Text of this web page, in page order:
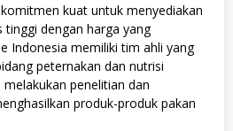
kuat untuk menyediakan
dengan harga yang
Indonesia memiliki tim ahli yang
peternakan dan nutrisi
penelitian dan
produk-produk pakan